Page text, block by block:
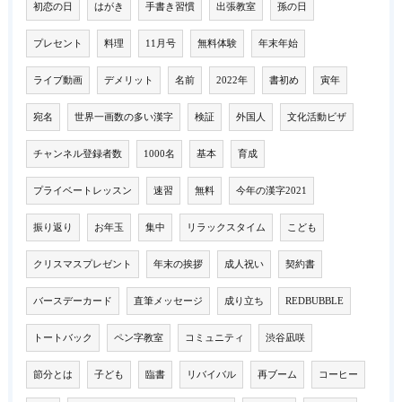
初恋の日 はがき 手書き習慣 出張教室 孫の日
プレセント 料理 11月号 無料体験 年末年始
ライブ動画 デメリット 名前 2022年 書初め 寅年
宛名 世界一画数の多い漢字 検証 外国人 文化活動ビザ
チャンネル登録者数 1000名 基本 育成
プライベートレッスン 速習 無料 今年の漢字2021
振り返り お年玉 集中 リラックスタイム こども
クリスマスプレゼント 年末の挨拶 成人祝い 契約書
バースデーカード 直筆メッセージ 成り立ち REDBUBBLE
トートバック ペン字教室 コミュニティ 渋谷凪咲
節分とは 子ども 臨書 リバイバル 再ブーム コーヒー